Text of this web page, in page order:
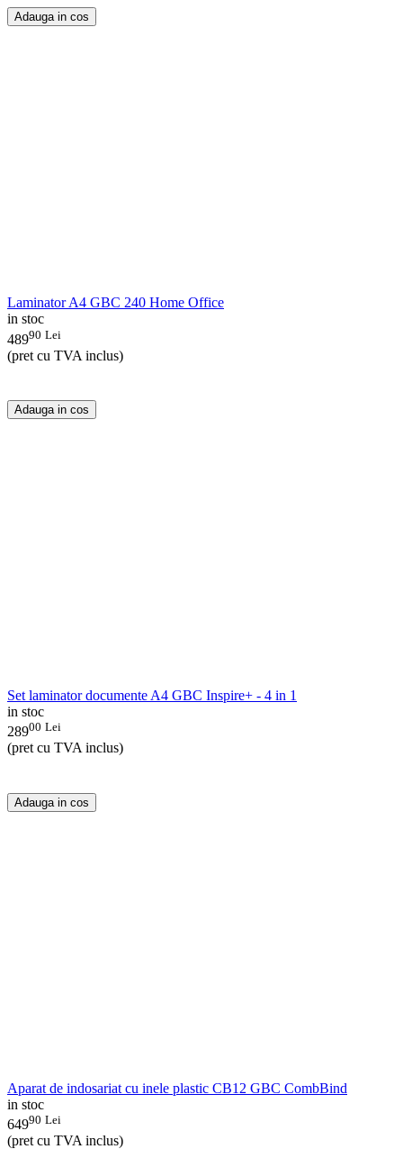
Adauga in cos
Laminator A4 GBC 240 Home Office
in stoc
48990 Lei
(pret cu TVA inclus)
Adauga in cos
Set laminator documente A4 GBC Inspire+ - 4 in 1
in stoc
28900 Lei
(pret cu TVA inclus)
Adauga in cos
Aparat de indosariat cu inele plastic CB12 GBC CombBind
in stoc
64990 Lei
(pret cu TVA inclus)